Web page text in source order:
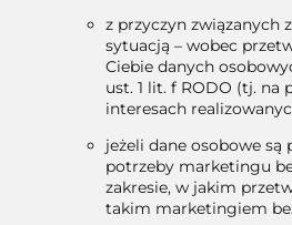
z przyczyn związanych
sytuacją – wobec
Ciebie danych
ust. 1 lit. f RODO (tj. na
interesach
jeżeli dane osobowe są
potrzeby marketingu
zakresie, w jakim
takim marketingiem